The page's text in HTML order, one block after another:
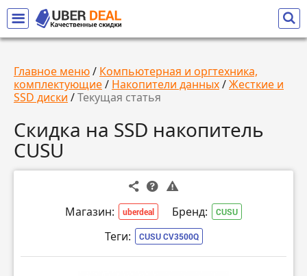
Главное меню/ Компьютерная и оргтехника,
комплектующие/ Накопители данных/Жесткие и
SSD диски /Текущая статья
Скидка на SSD накопитель
CUSU
Магазин: uberdeal Бренд: CUSU
Теги: CUSU CV3500Q